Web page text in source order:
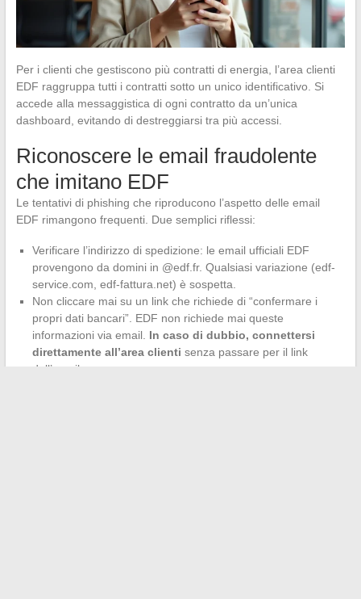
Per i clienti che gestiscono più contratti di energia, l’area clienti
EDF raggruppa tutti i contratti sotto un unico identificativo. Si
accede alla messaggistica di ogni contratto da un’unica
dashboard, evitando di destreggiarsi tra più accessi.
Riconoscere le email fraudolente
che imitano EDF
Le tentativi di phishing che riproducono l’aspetto delle email
EDF rimangono frequenti. Due semplici riflessi:
Verificare l’indirizzo di spedizione: le email ufficiali EDF
provengono da domini in @edf.fr. Qualsiasi variazione (edf-
service.com, edf-fattura.net) è sospetta.
Non cliccare mai su un link che richiede di “confermare i
propri dati bancari”. EDF non richiede mai queste
informazioni via email. In caso di dubbio, connettersi
direttamente all’area clienti senza passare per il link
dell’email.